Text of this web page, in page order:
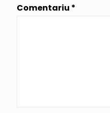
Comentariu *